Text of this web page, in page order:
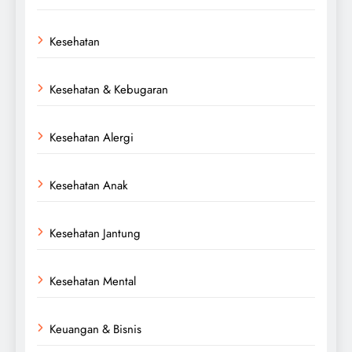
Kesehatan
Kesehatan & Kebugaran
Kesehatan Alergi
Kesehatan Anak
Kesehatan Jantung
Kesehatan Mental
Keuangan & Bisnis